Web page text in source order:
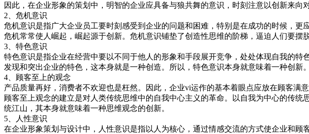
因此，在企业形象的策划中，明智的企业应具备与狼共舞的意识，时刻注意以创新
2、危机意识
危机意识是指广大企业员工要时刻感受到企业的问题和困难，特别是在成功的时候
危机常常使人崛起，崛起源于创新。危机意识铺垫了创造性思维的阶梯，逼迫人们
3、特色意识
特色意识是指企业在经营中要以不同于他人的形象和手段展开竞争，处处体现自我
发现和突出企业的特色，这本身就是一种创造。所以，特色意识本身就意味着一种
4、顾客至上的观念
产品质量再好，消费者不欢迎也是枉然。因此，企业vi运作的基本着眼点应放在顾客
顾客至上观念的建立是对人类传统思维中的自我中心主义的革命。以自我为中心的传
统江山，其本身就意味着一种思维观念的创新。
5、人性意识
在企业形象策划与设计中，人性意识是指以人为核心，通过情感交流的方式使企业